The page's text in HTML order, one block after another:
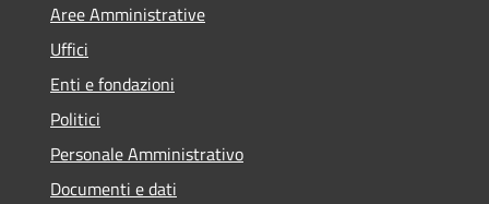
Aree Amministrative
Uffici
Enti e fondazioni
Politici
Personale Amministrativo
Documenti e dati